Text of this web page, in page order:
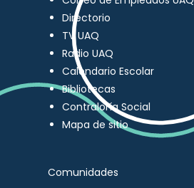
Directorio
TV UAQ
Radio UAQ
Calendario Escolar
Bibliotecas
Contraloría Social
Mapa de sitio
Comunidades